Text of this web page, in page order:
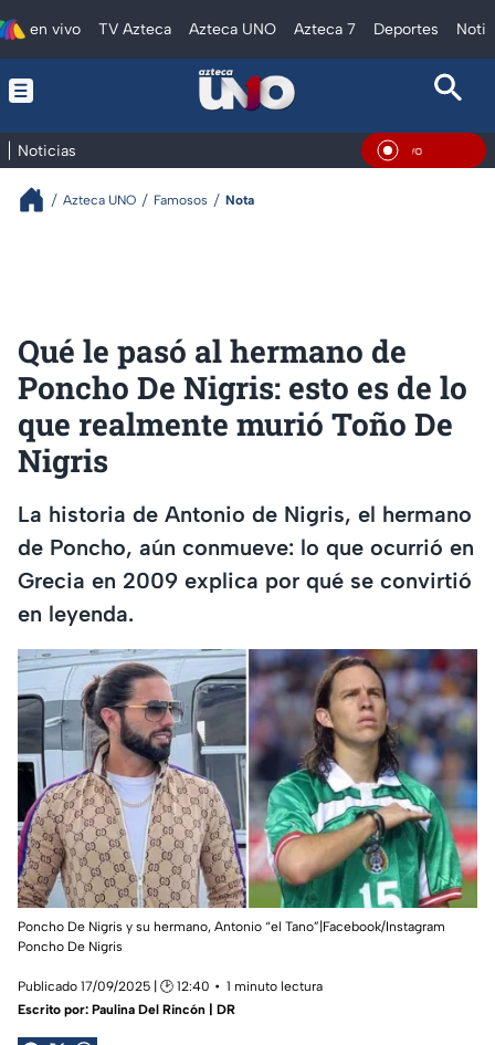
en vivo TV Azteca Azteca UNO Azteca 7 Deportes
Noticias En
Azteca UNO Famosos Nota
Qué le pasó al hermano de
Poncho De Nigris: esto es de lo
que realmente murió Toño De
Nigris
La historia de Antonio de Nigris, el hermano
de Poncho, aún conmueve: lo que ocurrió en
Grecia en 2009 explica por qué se convirtió
en leyenda.
Poncho De Nigris y su hermano, Antonio “el Tano”|Facebook/Instagram
Poncho De Nigris
Publicado 17/09/2025 | 🕑 12:40
1 minuto lectura
Escrito por: Paulina Del Rincón | DR